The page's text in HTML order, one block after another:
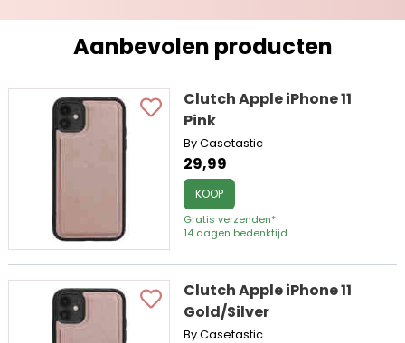
Aanbevolen producten
Clutch Apple iPhone 11
Pink
By Casetastic
29,99
KOOP
Gratis verzenden*
14 dagen bedenktijd
Clutch Apple iPhone 11
Gold/Silver
By Casetastic